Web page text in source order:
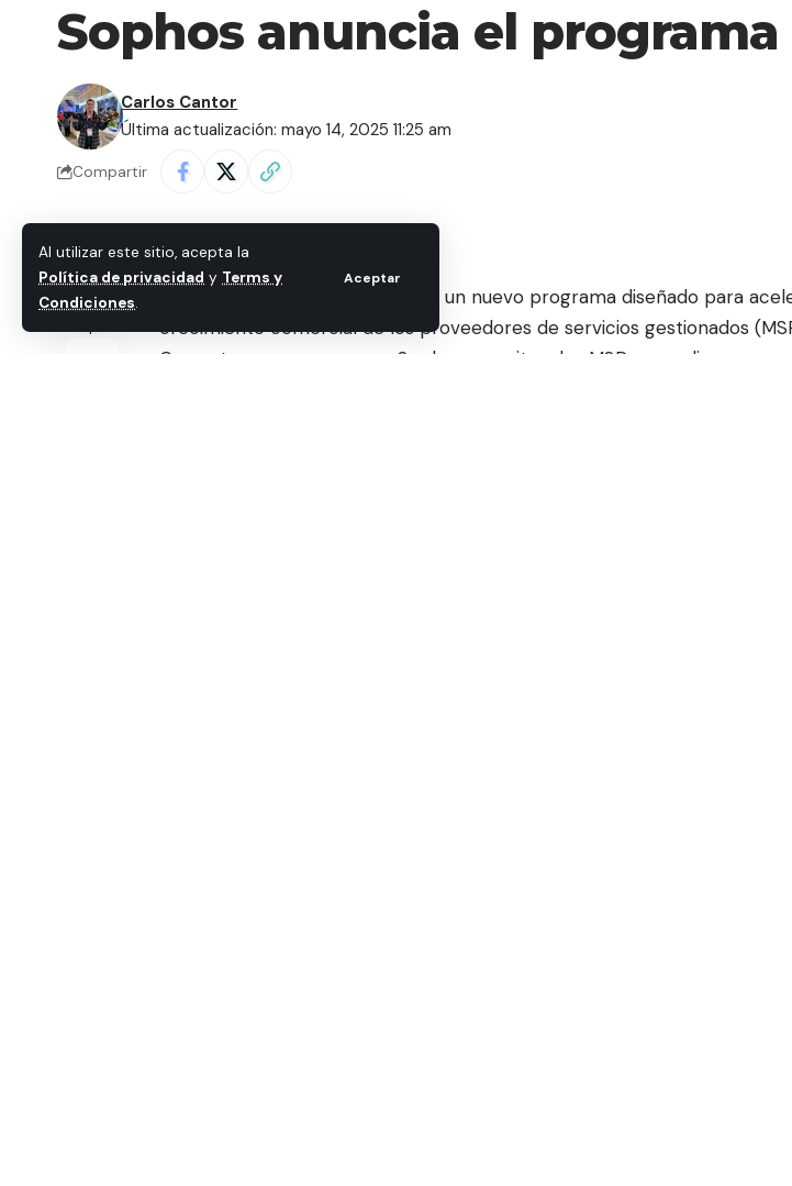
Al utilizar este sitio, acepta la
Política de privacidad y Terms y
Condiciones.
Aceptar
Sophos anuncia el programa
Última actualización: mayo 14, 2025 11:25 am
Carlos Cantor
Compartir
, un nuevo programa diseñado para
crecimiento comercial de los proveedores de servicios gestionados
Con este nuevo programa, Sophos permite a los MSP expandir su